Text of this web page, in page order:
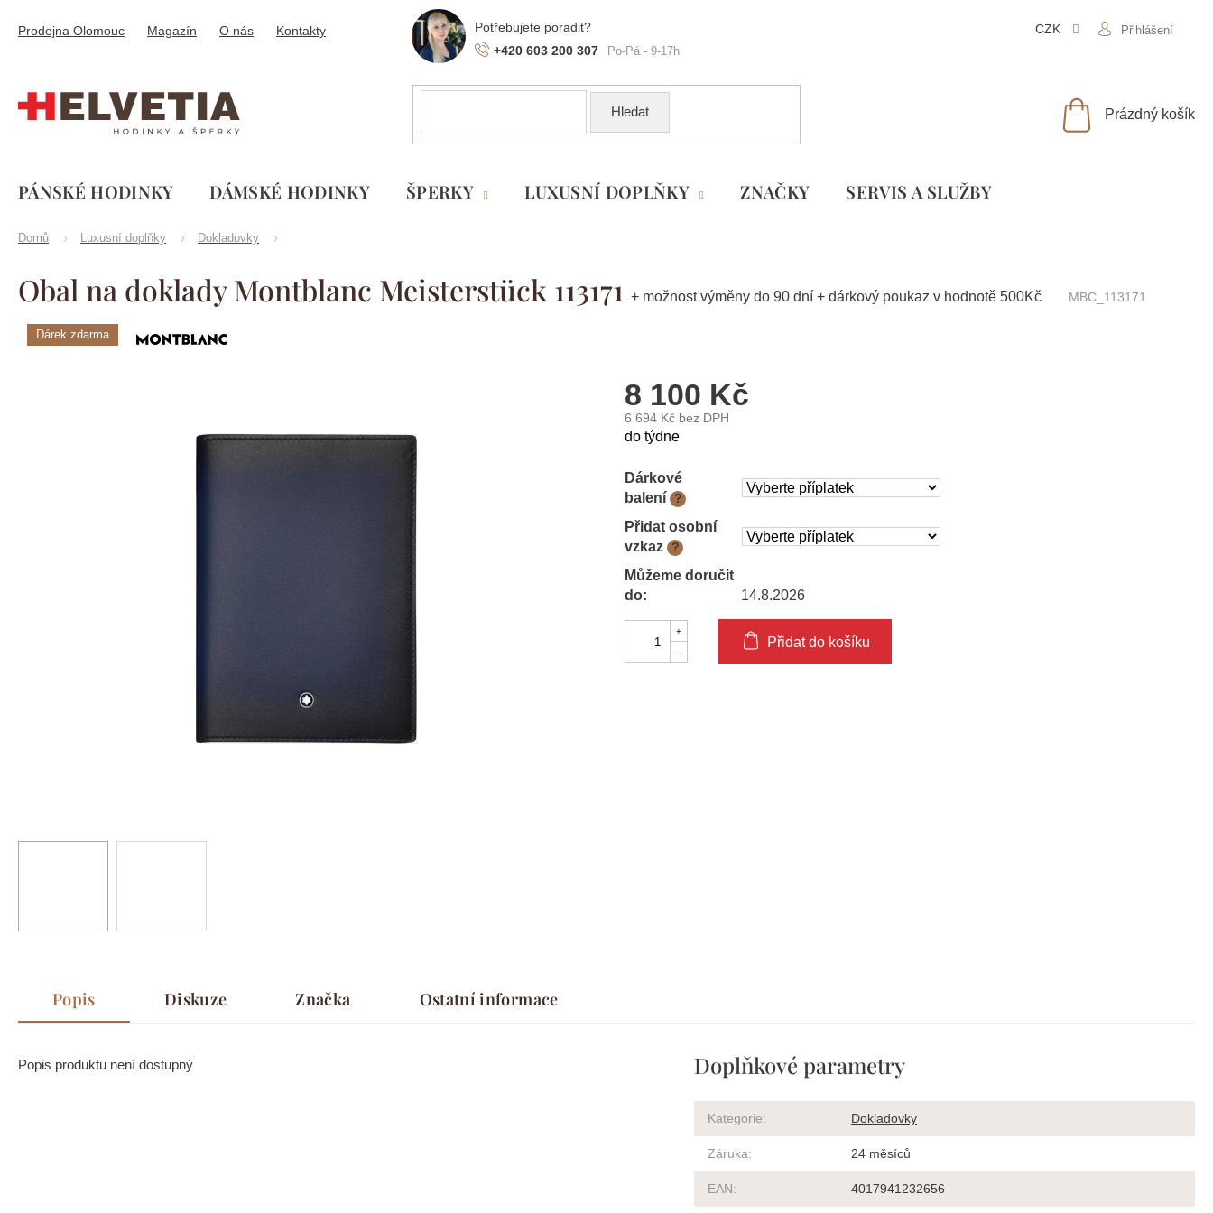
obsah
+420 603 200 307
Prodejna Olomouc Magazín O nás Kontakty CZK Přihlášení
Hledat
NÁKUPNÍ
Prázdný košík
PÁNSKÉ HODINKY DÁMSKÉ HODINKY ŠPERKY LUXUSNÍ DOPLŇKY ZNAČKY SLUŽBY
Domů Luxusní doplňky Dokladovky
Obal na doklady Montblanc Meisterstück 113171 + možnost výměny do 90 dní + dárkový poukaz v hodnotě 500Kč MBC_113171
Dárek zdarma Značka:Montblanc
8 100 Kč
6 694 Kč bez DPH
Měrná
do týdne
Dárkové
balení
?
Přidat osobní
vzkaz
?
Můžeme doručit
do:
14.8.2026
Přidat do košíku
Popis Diskuze Značka Ostatní informace
Popis produktu není dostupný Doplňkové parametry
Kategorie: Dokladovky
Záruka: 24 měsíců
EAN: 4017941232656